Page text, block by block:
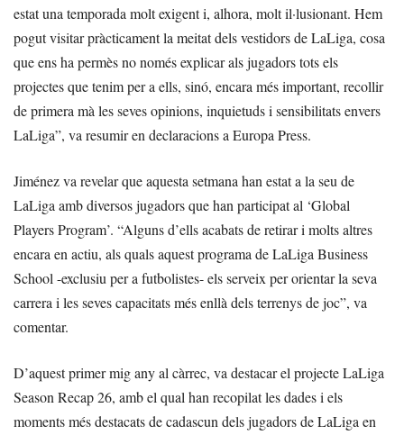
estat una temporada molt exigent i, alhora, molt il·lusionant. Hem
pogut visitar pràcticament la meitat dels vestidors de LaLiga, cosa
que ens ha permès no només explicar als jugadors tots els
projectes que tenim per a ells, sinó, encara més important, recollir
de primera mà les seves opinions, inquietuds i sensibilitats envers
LaLiga”, va resumir en declaracions a Europa Press.
Jiménez va revelar que aquesta setmana han estat a la seu de
LaLiga amb diversos jugadors que han participat al ‘Global
Players Program’. “Alguns d’ells acabats de retirar i molts altres
encara en actiu, als quals aquest programa de LaLiga Business
School -exclusiu per a futbolistes- els serveix per orientar la seva
carrera i les seves capacitats més enllà dels terrenys de joc”, va
comentar.
D’aquest primer mig any al càrrec, va destacar el projecte LaLiga
Season Recap 26, amb el qual han recopilat les dades i els
moments més destacats de cadascun dels jugadors de LaLiga en